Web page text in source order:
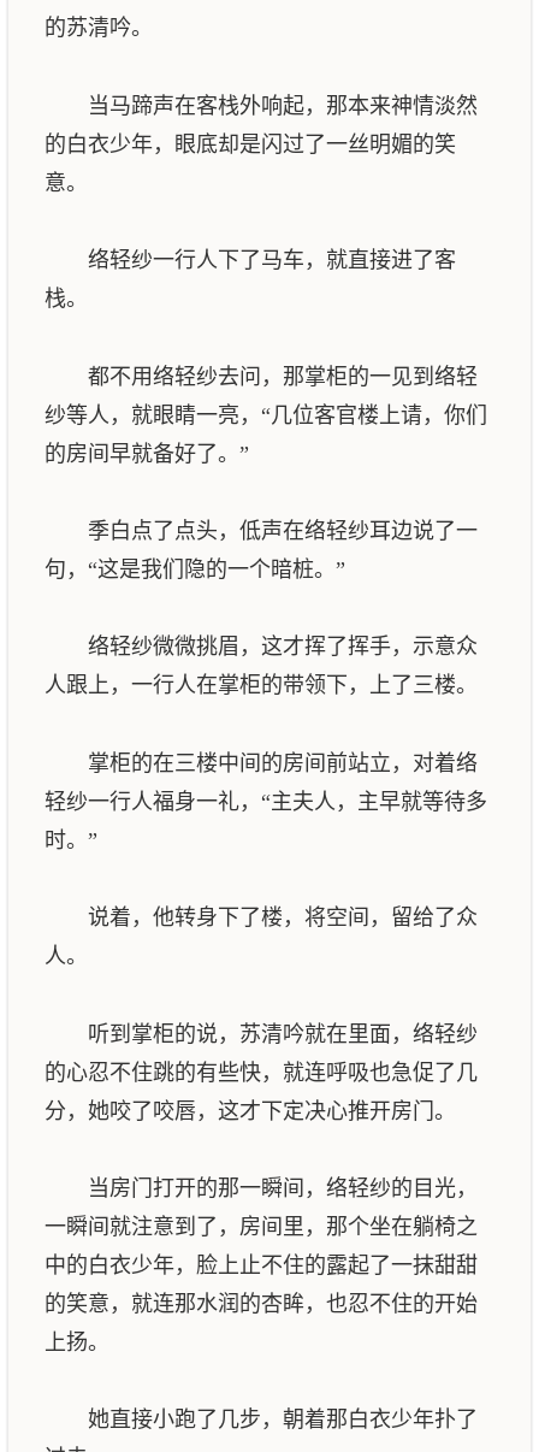
的苏清吟。
当马蹄声在客栈外响起，那本来神情淡然
的白衣少年，眼底却是闪过了一丝明媚的笑
意。
络轻纱一行人下了马车，就直接进了客
栈。
都不用络轻纱去问，那掌柜的一见到络轻
纱等人，就眼睛一亮，“几位客官楼上请，你们
的房间早就备好了。”
季白点了点头，低声在络轻纱耳边说了一
句，“这是我们隐的一个暗桩。”
络轻纱微微挑眉，这才挥了挥手，示意众
人跟上，一行人在掌柜的带领下，上了三楼。
掌柜的在三楼中间的房间前站立，对着络
轻纱一行人福身一礼，“主夫人，主早就等待多
时。”
说着，他转身下了楼，将空间，留给了众
人。
听到掌柜的说，苏清吟就在里面，络轻纱
的心忍不住跳的有些快，就连呼吸也急促了几
分，她咬了咬唇，这才下定决心推开房门。
当房门打开的那一瞬间，络轻纱的目光，
一瞬间就注意到了，房间里，那个坐在躺椅之
中的白衣少年，脸上止不住的露起了一抹甜甜
的笑意，就连那水润的杏眸，也忍不住的开始
上扬。
她直接小跑了几步，朝着那白衣少年扑了